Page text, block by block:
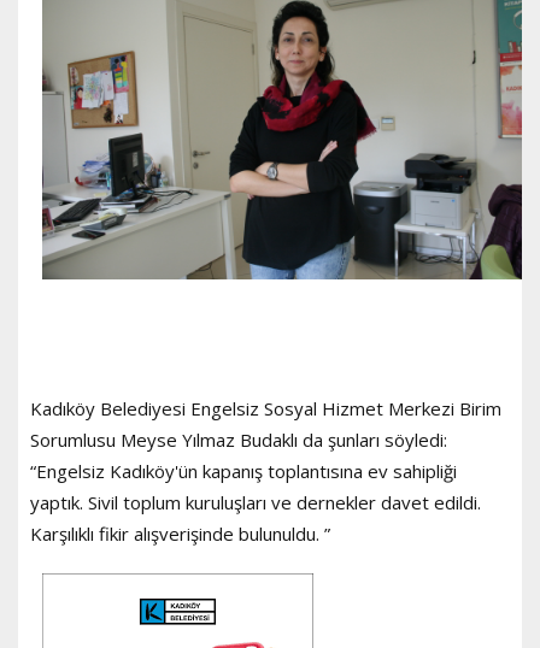
Kadıköy Belediyesi Engelsiz Sosyal Hizmet Merkezi Birim
Sorumlusu Meyse Yılmaz Budaklı da şunları söyledi:
“Engelsiz Kadıköy'ün kapanış toplantısına ev sahipliği
yaptık. Sivil toplum kuruluşları ve dernekler davet edildi.
Karşılıklı fikir alışverişinde bulunuldu. ”